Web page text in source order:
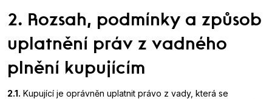
2. Rozsah, podmínky a způsob
uplatnění práv z vadného
plnění kupujícím
2.1. Kupující je oprávněn uplatnit právo z vady, která se